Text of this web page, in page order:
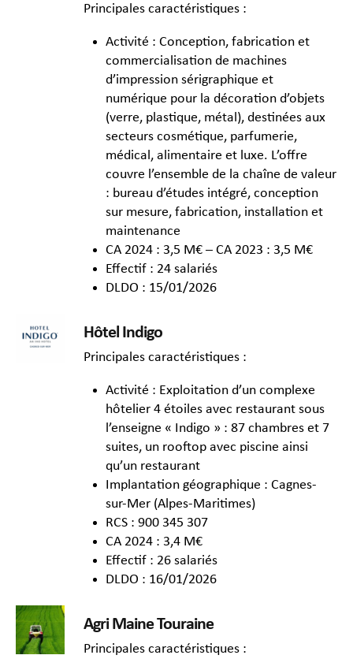
Principales caractéristiques :
Activité : Conception, fabrication et
commercialisation de machines
d’impression sérigraphique et
numérique pour la décoration d’objets
(verre, plastique, métal), destinées aux
secteurs cosmétique, parfumerie,
médical, alimentaire et luxe. L’offre
couvre l’ensemble de la chaîne de valeur
: bureau d’études intégré, conception
sur mesure, fabrication, installation et
maintenance
CA 2024 : 3,5 M€ – CA 2023 : 3,5 M€
Effectif : 24 salariés
DLDO : 15/01/2026
Hôtel Indigo
Principales caractéristiques :
Activité : Exploitation d’un complexe
hôtelier 4 étoiles avec restaurant sous
l’enseigne « Indigo » : 87 chambres et 7
suites, un rooftop avec piscine ainsi
qu’un restaurant
Implantation géographique : Cagnes-
sur-Mer (Alpes-Maritimes)
RCS : 900 345 307
CA 2024 : 3,4 M€
Effectif : 26 salariés
DLDO : 16/01/2026
Agri Maine Touraine
Principales caractéristiques :